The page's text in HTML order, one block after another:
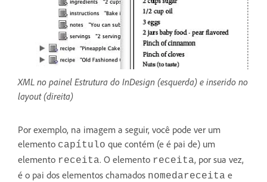
XML no painel Estrutura do InDesign (esquerda) e inserido no
layout (direita)
Por exemplo, na imagem a seguir, você pode ver um
elemento capítulo que contém (e é pai de) um
elemento receita. O elemento receita, por sua vez,
é o pai dos elementos chamados nomedareceita e